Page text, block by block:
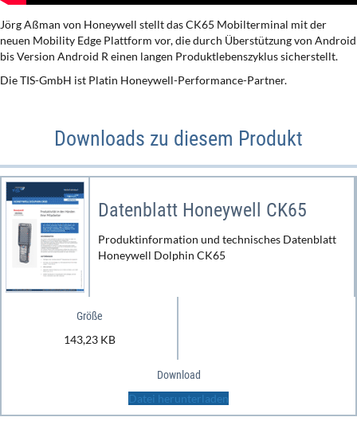
Jörg Aßman von Honeywell stellt das CK65 Mobilterminal mit der
neuen Mobility Edge Plattform vor, die durch Überstützung von Android
bis Version Android R einen langen Produktlebenszyklus sicherstellt.
Die TIS-GmbH ist Platin Honeywell-Performance-Partner.
Downloads zu diesem Produkt
Datenblatt Honeywell CK65
Produktinformation und technisches Datenblatt
Honeywell Dolphin CK65
Größe
143,23 KB
Download
Datei herunterladen